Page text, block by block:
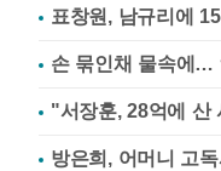
표창원, 남규리에
손 묶인채 물속에…
"서장훈, 28억에 산
방은희, 어머니 고